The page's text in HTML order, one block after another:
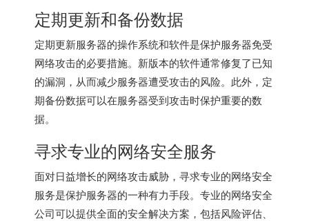
定期更新和备份数据
定期更新服务器的操作系统和软件是保护服务器免受
网络攻击的必要措施。新版本的软件通常修复了已知
的漏洞，从而减少服务器遭受攻击的风险。此外，定
期备份数据可以在服务器受到攻击时保护重要的数
据。
寻求专业的网络安全服务
面对日益增长的网络攻击威胁，寻求专业的网络安全
服务是保护服务器的一种有力手段。专业的网络安全
公司可以提供全面的安全解决方案，包括风险评估、